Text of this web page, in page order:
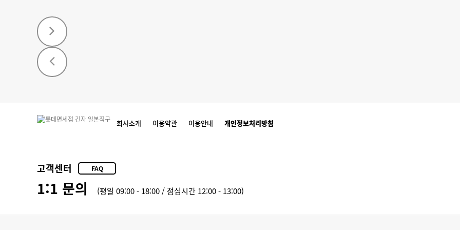
회사소개 이용약관 이용안내 개인정보처리방침
고객센터 FAQ
1:1 문의 (평일 09:00 - 18:00 / 점심시간 12:00 - 13:00)